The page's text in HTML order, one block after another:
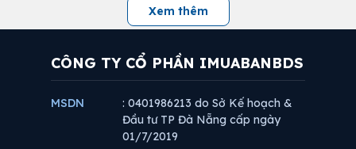
Xem thêm
CÔNG TY CỔ PHẦN IMUABANBDS
MSDN
: 0401986213 do Sở Kế hoạch &
Đầu tư TP Đà Nẵng cấp ngày
01/7/2019